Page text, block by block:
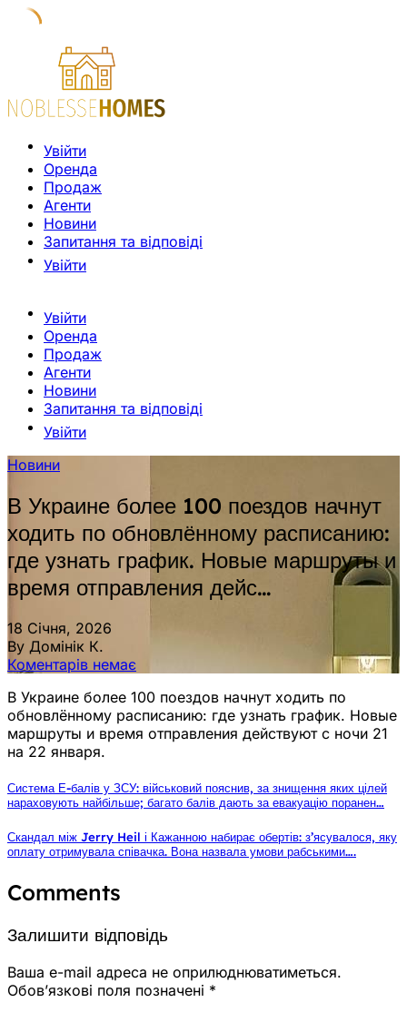
Увійти
Оренда
Продаж
Агенти
Новини
Запитання та відповіді
Увійти
Увійти
Оренда
Продаж
Агенти
Новини
Запитання та відповіді
Увійти
Новини
В Украине более 100 поездов начнут
ходить по обновлённому расписанию:
где узнать график. Новые маршруты и
время отправления дейс…
18 Січня, 2026
By Домінік К.
Коментарів немає
В Украине более 100 поездов начнут ходить по
обновлённому расписанию: где узнать график. Новые
маршруты и время отправления действуют с ночи 21
на 22 января.
Система Е-балів у ЗСУ: військовий пояснив, за знищення яких цілей
нараховують найбільше; багато балів дають за евакуацію поранен…
Скандал між Jerry Heil і Кажанною набирає обертів: з’ясувалося, яку
оплату отримувала співачка. Вона назвала умови рабськими….
Comments
Залишити відповідь
Ваша e-mail адреса не оприлюднюватиметься.
Обов’язкові поля позначені *